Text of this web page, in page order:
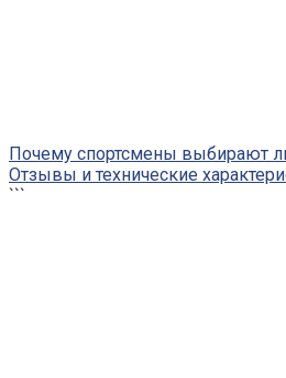
Почему спортсмены выбирают
Отзывы и технические
```